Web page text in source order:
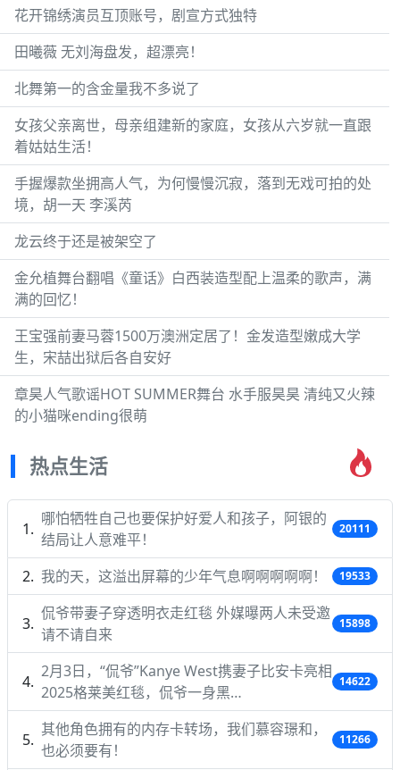
花开锦绣演员互顶账号，剧宣方式独特
田曦薇 无刘海盘发，超漂亮！
北舞第一的含金量我不多说了
女孩父亲离世，母亲组建新的家庭，女孩从六岁就一直跟
着姑姑生活！
手握爆款坐拥高人气，为何慢慢沉寂，落到无戏可拍的处
境，胡一天 李溪芮
龙云终于还是被架空了
金允植舞台翻唱《童话》白西装造型配上温柔的歌声，满
满的回忆！
王宝强前妻马蓉1500万澳洲定居了！金发造型嫩成大学
生，宋喆出狱后各自安好
章昊人气歌谣HOT SUMMER舞台 水手服昊昊 清纯又火辣
的小猫咪ending很萌
热点生活
哪怕牺牲自己也要保护好爱人和孩子，阿银的
结局让人意难平！
20111
我的天，这溢出屏幕的少年气息啊啊啊啊啊！ 19533
侃爷带妻子穿透明衣走红毯 外媒曝两人未受邀
请不请自来
15898
2月3日，“侃爷”Kanye West携妻子比安卡亮相
2025格莱美红毯，侃爷一身黑…
14622
其他角色拥有的内存卡转场，我们慕容璟和，
也必须要有！
11266